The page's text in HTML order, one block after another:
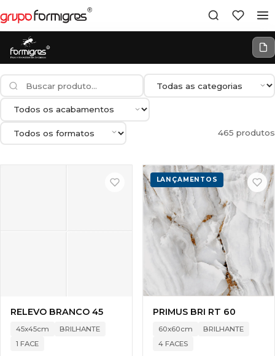
465 produtos
RELEVO BRANCO 45
45x45cm
BRILHANTE
1 FACE
LANÇAMENTOS
PRIMUS BRI RT 60
60x60cm
BRILHANTE
4 FACES